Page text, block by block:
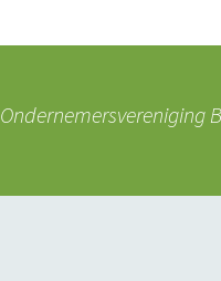
Ondernemersvereniging